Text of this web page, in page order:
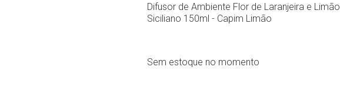
Difusor de Ambiente Flor de Laranjeira e Limão
Siciliano 150ml - Capim Limão
Sem estoque no momento